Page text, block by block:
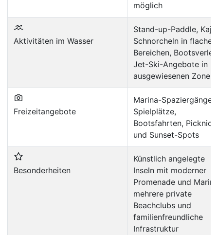
möglich
Aktivitäten im Wasser
Stand-up-Paddle,
Schnorcheln in flachen
Bereichen,
Jet-Ski-Angebote in
ausgewiesenen Zonen
Freizeitangebote
Marina-Spaziergänge,
Spielplätze,
Bootsfahrten,
und Sunset-Spots
Besonderheiten
Künstlich angelegte
Inseln mit moderner
Promenade und
mehrere private
Beachclubs und
familienfreundliche
Infrastruktur